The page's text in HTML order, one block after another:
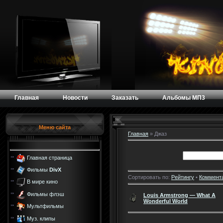
Главная Новости Заказать Альбомы МП3
Меню сайта
Главная страница
Фильмы DivX
В мире кино
Фильмы флэш
Мультфильмы
Муз. клипы
Главная » Джаз
Сортировать по: Рейтингу •
Louis Armstrong — What A
Wonderful World